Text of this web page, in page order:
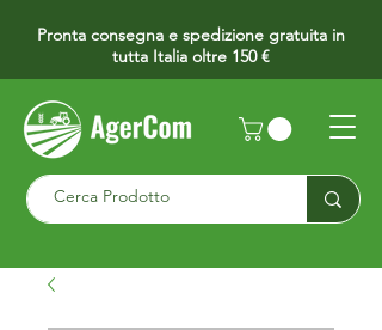
Pronta consegna e spedizione gratuita in
tutta Italia oltre 150 €